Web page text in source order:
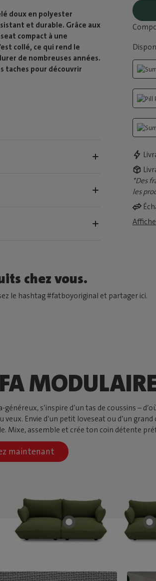
*Des
les
doux en polyester
et durable. Grâce aux
compact à une
collé, ce qui rend le
de nombreuses années.
taches pour découvrir
chez vous.
le hashtag #fatboyoriginal et partager ici.
s’inspire d’un tas de coussins –
Envie d’un petit loveseat ou d’un
Mixe, assemble et crée ton coin détente
maintenant